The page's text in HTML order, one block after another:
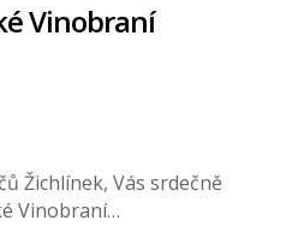
Vinobraní
Žichlínek, Vás srdečně
Vinobraní…